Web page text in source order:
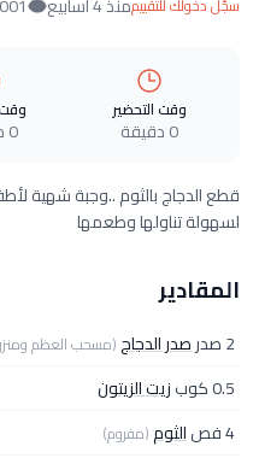
وقت التحضير
0 دقيقة 0 دقيقة
قطع الدجاج بالثوم ..وجبة شهية
لسهولة تناولها وطعمها
المقادير
2 صدر صدر الدجاج(مسحب العظم
0.5 كوب
زيت الزيتون
4 فص
الثوم(مفروم)